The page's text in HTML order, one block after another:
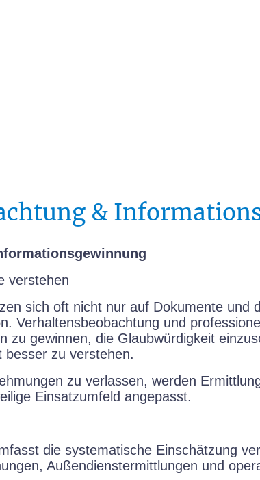
&
verstehen
sich oft nicht nur auf Dokumente und
Verhaltensbeobachtung und
zu gewinnen, die Glaubwürdigkeit
besser zu verstehen.
zu verlassen, werden
Einsatzumfeld angepasst.
die systematische Einschätzung
Außendienstermittlungen und